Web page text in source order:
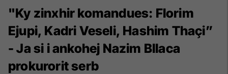
"Ky zinxhir komandues: Florim
Ejupi, Kadri Veseli, Hashim Thaçi”
- Ja si i ankohej Nazim Bllaca
prokurorit serb